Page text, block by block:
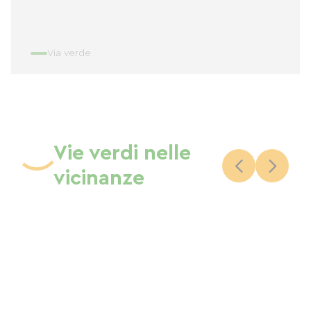
Via verde
Vie verdi nelle
vicinanze